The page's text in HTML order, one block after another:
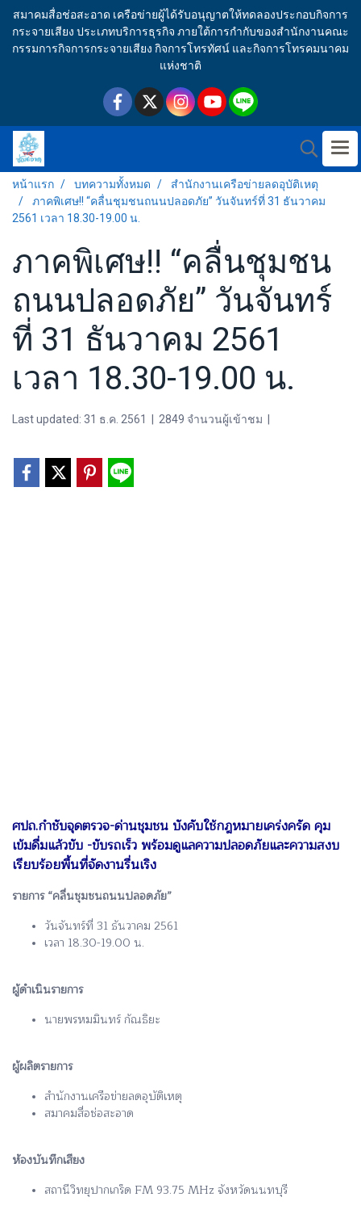
สมาคมสื่อช่อสะอาด เครือข่ายผู้ได้รับอนุญาตให้ทดลองประกอบกิจการ
กระจายเสียง ประเภทบริการธุรกิจ ภายใต้การกำกับของสำนักงานคณะ
กรรมการกิจการกระจายเสียง กิจการโทรทัศน์ และกิจการโทรคมนาคม
แห่งชาติ
หน้าแรก บทความทั้งหมด
สำนักงานเครือข่ายลดอุบัติเหตุ
ภาคพิเศษ!! “คลื่นชุมชนถนนปลอดภัย” วันจันทร์ที่ 31 ธันวาคม
2561 เวลา 18.30-19.00 น.
ภาคพิเศษ!! “คลื่นชุมชน
ถนนปลอดภัย” วันจันทร์
ที่ 31 ธันวาคม 2561
เวลา 18.30-19.00 น.
Last updated: 31 ธ.ค. 2561 2849 จำนวนผู้เข้าชม
ศปถ.กำชับจุดตรวจ-ด่านชุมชน บังคับใช้กฎหมายเคร่งครัด คุม
เข้มดื่มแล้วขับ -ขับรถเร็ว พร้อมดูแลความปลอดภัยและความสงบ
เรียบร้อยพื้นที่จัดงานรื่นเริง
รายการ “คลื่นชุมชนถนนปลอดภัย”
วันจันทร์ที่ 31 ธันวาคม 2561
เวลา 18.30-19.00 น.
ผู้ดำเนินรายการ
นายพรหมมินทร์ กัณธิยะ
ผู้ผลิตรายการ
สำนักงานเครือข่ายลดอุบัติเหตุ
สมาคมสื่อช่อสะอาด
ห้องบันทึกเสียง
สถานีวิทยุปากเกร็ด FM 93.75 MHz จังหวัดนนทบุรี